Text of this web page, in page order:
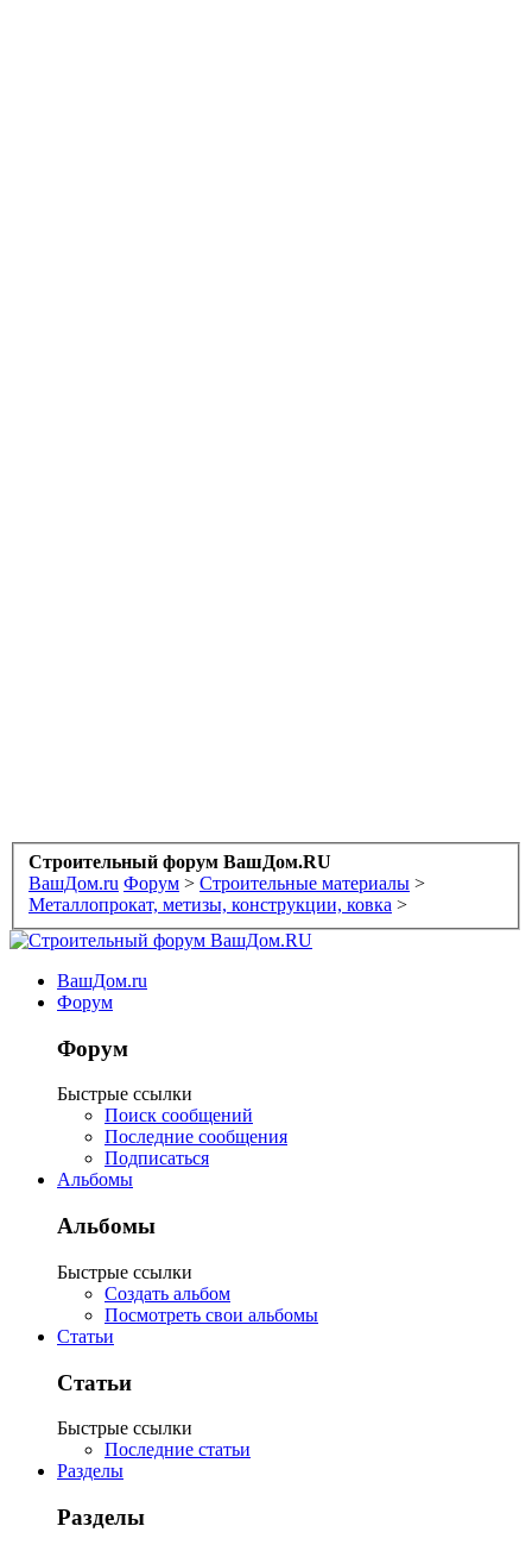
Строительный форум ВашДом.RU
ВашДом.ru Форум > Строительные материалы >
Металлопрокат, метизы, конструкции, ковка >
ВашДом.ru
Форум
Форум
Быстрые ссылки
Поиск сообщений
Последние сообщения
Подписаться
Альбомы
Альбомы
Быстрые ссылки
Создать альбом
Посмотреть свои альбомы
Статьи
Статьи
Быстрые ссылки
Последние статьи
Разделы
Разделы